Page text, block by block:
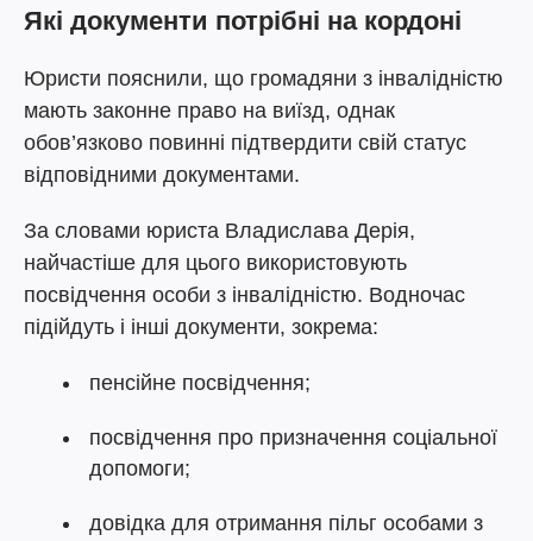
Які документи потрібні на кордоні
Юристи пояснили, що громадяни з інвалідністю
мають законне право на виїзд, однак
обов’язково повинні підтвердити свій статус
відповідними документами.
За словами юриста Владислава Дерія,
найчастіше для цього використовують
посвідчення особи з інвалідністю. Водночас
підійдуть і інші документи, зокрема:
пенсійне посвідчення;
посвідчення про призначення соціальної
допомоги;
довідка для отримання пільг особами з